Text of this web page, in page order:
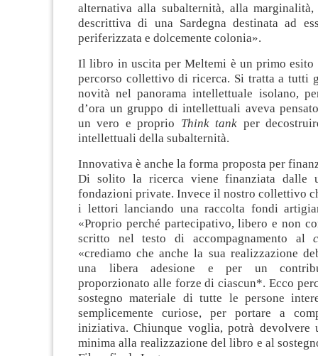
alternativa alla subalternità, alla
descrittiva di una Sardegna destinata ad
periferizzata e dolcemente colonia».
Il libro in uscita per Meltemi è un primo esito
percorso collettivo di ricerca. Si tratta a tutti
novità nel panorama intellettuale isolano,
d’ora un gruppo di intellettuali aveva
un vero e proprio Think tank per
intellettuali della subalternità.
Innovativa è anche la forma proposta per
Di solito la ricerca viene finanziata dalle
fondazioni private. Invece il nostro collettivo
i lettori lanciando una raccolta fondi
«Proprio perché partecipativo, libero e non
scritto nel testo di accompagnamento al
«crediamo che anche la sua realizzazione
una libera adesione e per un
proporzionato alle forze di ciascun*. Ecco
sostegno materiale di tutte le persone
semplicemente curiose, per portare a
iniziativa. Chiunque voglia, potrà devolvere
minima alla realizzazione del libro e al